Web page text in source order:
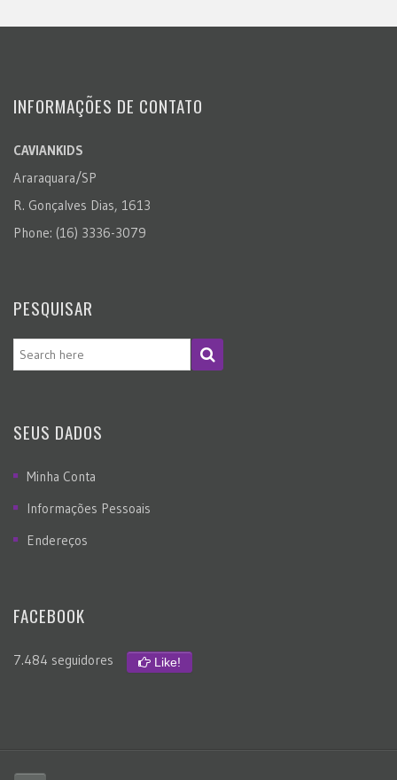
INFORMAÇÕES DE CONTATO
CAVIANKIDS
Araraquara/SP
R. Gonçalves Dias, 1613
Phone: (16) 3336-3079
PESQUISAR
SEUS DADOS
Minha Conta
Informações Pessoais
Endereços
FACEBOOK
7.484 seguidores Like!